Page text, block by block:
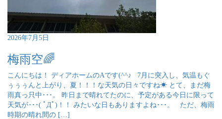
2026年7月5日
梅雨空🌈
こんにちは！ ディアホームのAです(^^♪ 7月に突入し、気温もぐ
ぅぅぅんと上がり、夏！！！な天気の日々ですね☀ とて、まだ梅
雨真っ只中･･･。 昨日まで晴れてたのに、予定がある今日に限って
天気が･･･( ﾟДﾟ)！！ みたいな日もありますよね･･･。 ただ、梅雨
時期の晴れ間の […]